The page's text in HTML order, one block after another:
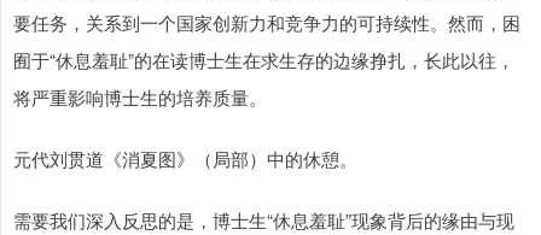
要任务，关系到一个国家创新力和竞争力的可持续性。然而，困
囿于“休息羞耻”的在读博士生在求生存的边缘挣扎，长此以往，
将严重影响博士生的培养质量。
元代刘贯道《消夏图》（局部）中的休憩。
需要我们深入反思的是，博士生“休息羞耻”现象背后的缘由与现